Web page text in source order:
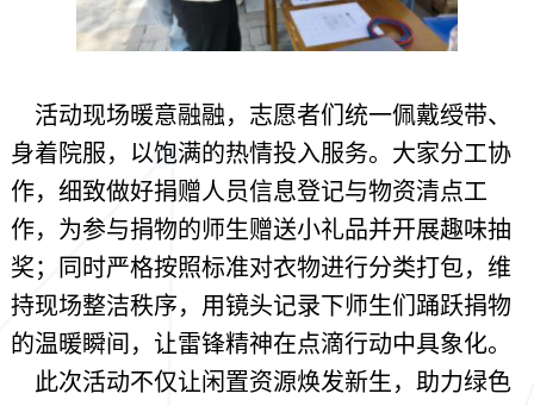
活动现场暖意融融，志愿者们统一佩戴绶带、
身着院服，以饱满的热情投入服务。大家分工协
作，细致做好捐赠人员信息登记与物资清点工
作，为参与捐物的师生赠送小礼品并开展趣味抽
奖；同时严格按照标准对衣物进行分类打包，维
持现场整洁秩序，用镜头记录下师生们踊跃捐物
的温暖瞬间，让雷锋精神在点滴行动中具象化。
此次活动不仅让闲置资源焕发新生，助力绿色